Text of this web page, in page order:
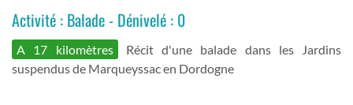
Activité : Balade - Dénivelé : 0
A 17 kilomètres
Récit d'une balade dans les Jardins
suspendus de Marqueyssac en Dordogne